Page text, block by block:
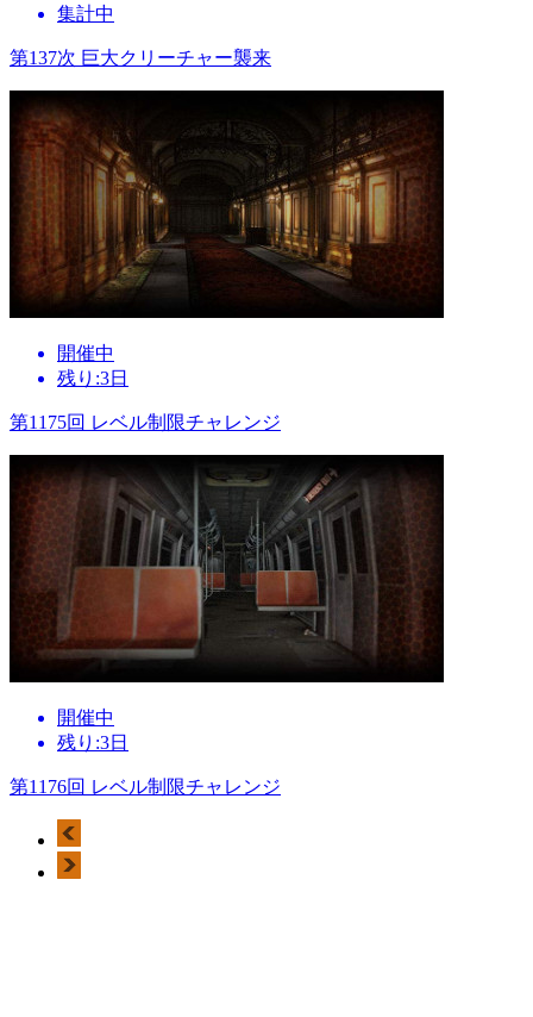
集計中
第137次 巨大クリーチャー襲来
開催中
残り:3日
第1175回 レベル制限チャレンジ
開催中
残り:3日
第1176回 レベル制限チャレンジ